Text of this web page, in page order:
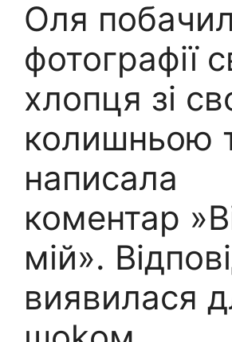
Оля
фотографії
хлопця зі
колишньою
написала
коментар
мій».
виявилася